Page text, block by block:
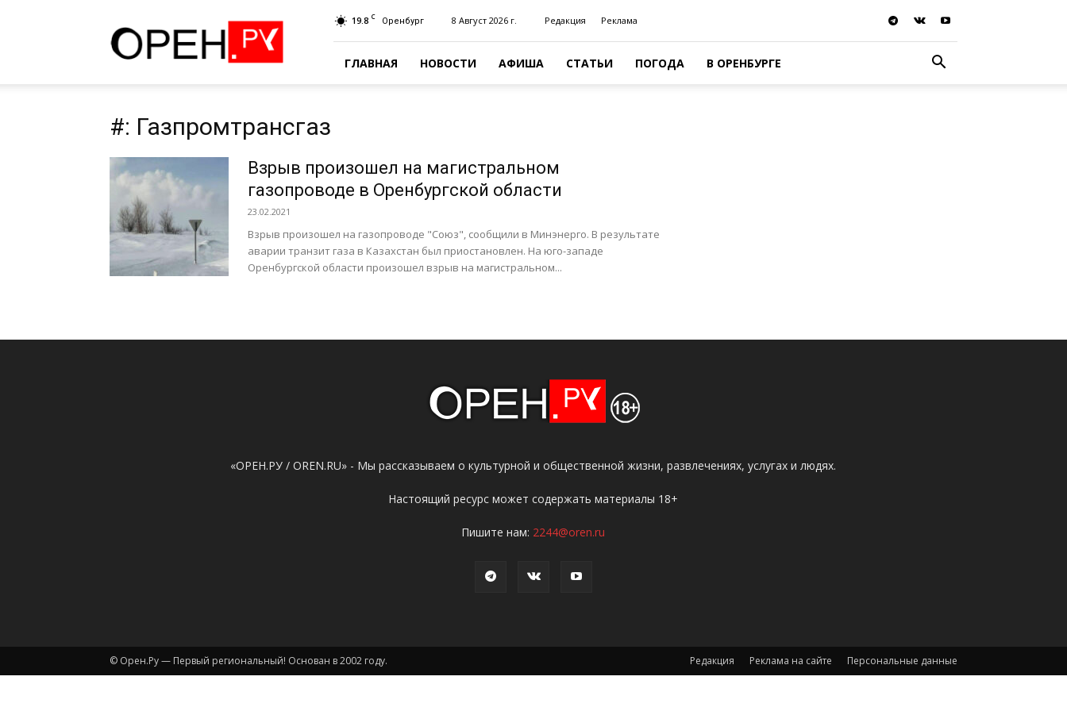
19.8 C Оренбург 8 Август 2026 г. Редакция Реклама
ГЛАВНАЯ НОВОСТИ АФИША СТАТЬИ ПОГОДА В ОРЕНБУРГЕ
#: Газпромтрансгаз
Взрыв произошел на магистральном
газопроводе в Оренбургской области
23.02.2021
Взрыв произошел на газопроводе "Союз", сообщили в Минэнерго. В результате
аварии транзит газа в Казахстан был приостановлен. На юго-западе
Оренбургской области произошел взрыв на магистральном...
«ОРЕН.РУ / OREN.RU» - Мы рассказываем о культурной и общественной жизни, развлечениях, услугах и людях.
Настоящий ресурс может содержать материалы 18+
Пишите нам: 2244@oren.ru
Редакция Реклама на сайте Персональные данные
© Орен.Ру — Первый региональный! Основан в 2002 году.